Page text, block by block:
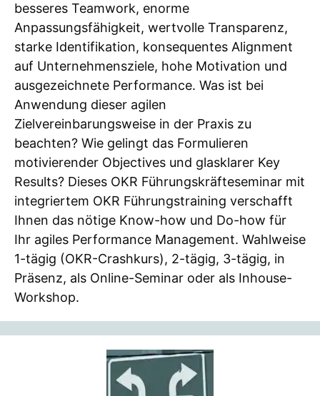
besseres Teamwork, enorme
Anpassungsfähigkeit, wertvolle Transparenz,
starke Identifikation, konsequentes Alignment
auf Unternehmensziele, hohe Motivation und
ausgezeichnete Performance. Was ist bei
Anwendung dieser agilen
Zielvereinbarungsweise in der Praxis zu
beachten? Wie gelingt das Formulieren
motivierender Objectives und glasklarer Key
Results? Dieses OKR Führungskräfteseminar mit
integriertem OKR Führungstraining verschafft
Ihnen das nötige Know-how und Do-how für
Ihr agiles Performance Management. Wahlweise
1-tägig (OKR-Crashkurs), 2-tägig, 3-tägig, in
Präsenz, als Online-Seminar oder als Inhouse-
Workshop.